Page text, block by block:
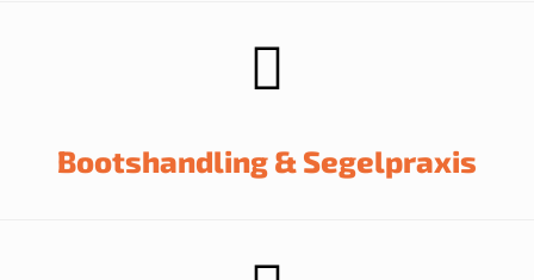
Bootshandling & Segelpraxis